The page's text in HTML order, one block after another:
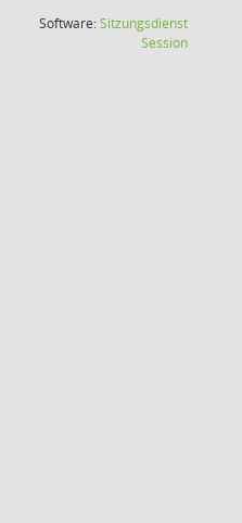
Software:Sitzungsdienst
Session(Wird in